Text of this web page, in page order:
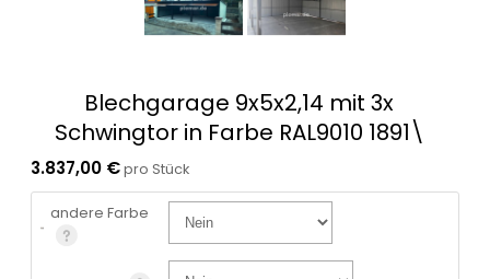
Blechgarage 9x5x2,14 mit 3x
Schwingtor in Farbe RAL9010 1891\
3.837,00 €pro Stück
andere Farbe